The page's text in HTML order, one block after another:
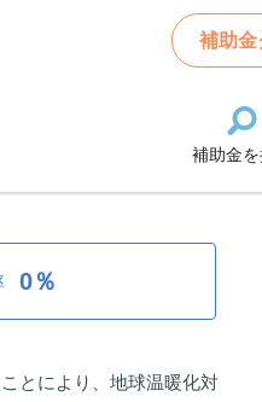
補助金
補助金
0％
とにより、地球温暖化対